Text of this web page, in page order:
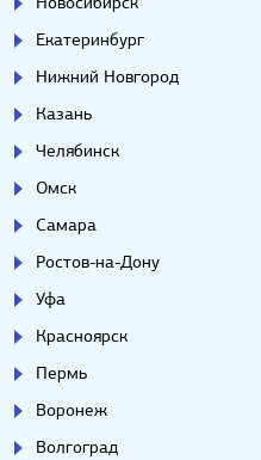
Екатеринбург
Нижний Новгород
Казань
Челябинск
Омск
Самара
Ростов-на-Дону
Уфа
Красноярск
Пермь
Воронеж
Волгоград